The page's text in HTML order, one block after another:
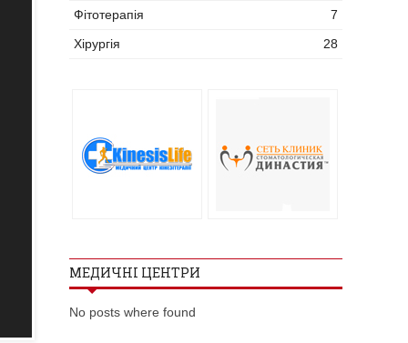
Фітотерапія
7
Хірургія
28
МЕДИЧНІ ЦЕНТРИ
No posts where found